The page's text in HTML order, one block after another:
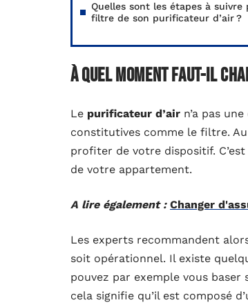
Quelles sont les étapes à suivre
filtre de son purificateur d’air ?
À quel moment faut-il
Le purificateur d’air n’a pas
constitutives comme le filtre.
profiter de votre dispositif.
de votre appartement.
A lire également : Changer
Les experts recommandent
soit opérationnel. Il existe
pouvez par exemple vous baser
cela signifie qu’il est composé